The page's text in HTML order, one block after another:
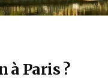
à Paris ?